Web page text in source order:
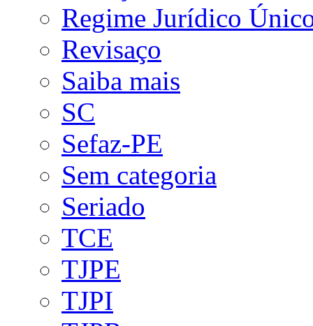
Regime Jurídico
Revisaço
Saiba mais
SC
Sefaz-PE
Sem categoria
Seriado
TCE
TJPE
TJPI